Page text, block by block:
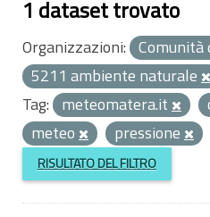
1 dataset trovato
Organizzazioni: Comunità
5211 ambiente naturale
Tag: meteomatera.it
meteo
pressione
RISULTATO DEL FILTRO